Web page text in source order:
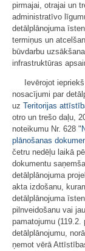
pirmajai, otrajai un
administratīvo
detālplānojuma
termiņus un
būvdarbu
infrastruktūras
Ievērojot
nosacījumi par
uz Teritorijas
otro un trešo daļu,
noteikumu Nr. 628 "
plānošanas
četru nedēļu laikā
dokumentu
detālplānojuma
akta izdošanu,
detālplānojuma
pilnveidošanu vai
pamatojumu
detālplānojumu,
ņemot vērā